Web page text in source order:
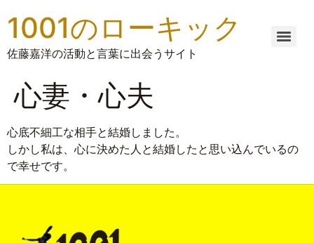
1001のローキック
佐藤嘉洋の活動と言葉に出会うサイト
心妻・心夫
心底不細工な相手と結婚しました。
しかし私は、心に決めた人と結婚したと思い込んでいるの
で幸せです。